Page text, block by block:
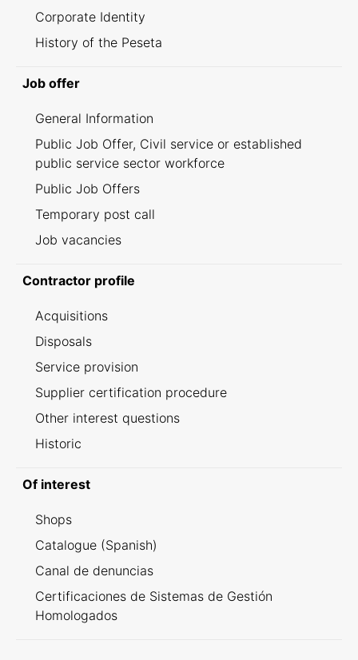
Corporate Identity
History of the Peseta
Job offer
General Information
Public Job Offer, Civil service or established
public service sector workforce
Public Job Offers
Temporary post call
Job vacancies
Contractor profile
Acquisitions
Disposals
Service provision
Supplier certification procedure
Other interest questions
Historic
Of interest
Shops
Catalogue (Spanish)
Canal de denuncias
Certificaciones de Sistemas de Gestión
Homologados